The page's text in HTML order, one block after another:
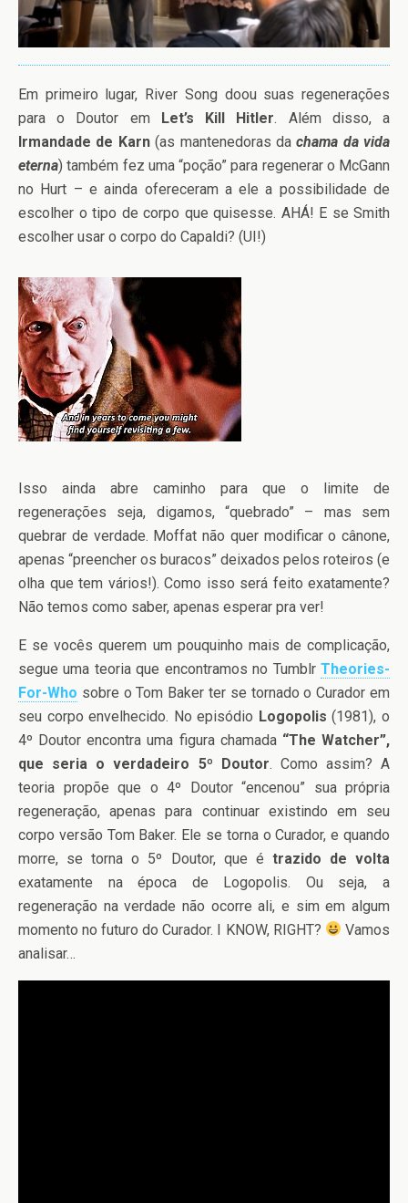
Em primeiro lugar, River Song doou suas regenerações
para o Doutor em Let’s Kill Hitler. Além disso, a
Irmandade de Karn(as mantenedoras dachama da vida
eterna) também fez uma “poção” para regenerar o McGann
no Hurt – e ainda ofereceram a ele a possibilidade de
escolher o tipo de corpo que quisesse. AHÁ! E se Smith
escolher usar o corpo do Capaldi? (UI!)
Isso ainda abre caminho para que o limite de
regenerações seja, digamos, “quebrado” – mas sem
quebrar de verdade. Moffat não quer modificar o cânone,
apenas “preencher os buracos” deixados pelos roteiros (e
olha que tem vários!). Como isso será feito exatamente?
Não temos como saber, apenas esperar pra ver!
E se vocês querem um pouquinho mais de complicação,
segue uma teoria que encontramos no Tumblr Theories-
For-Who sobre o Tom Baker ter se tornado o Curador em
seu corpo envelhecido. No episódio Logopolis (1981), o
4º Doutor encontra uma figura chamada “The Watcher”,
que seria o verdadeiro 5º Doutor. Como assim? A
teoria propõe que o 4º Doutor “encenou” sua própria
regeneração, apenas para continuar existindo em seu
corpo versão Tom Baker. Ele se torna o Curador, e quando
morre, se torna o 5º Doutor, que é trazido de volta
exatamente na época de Logopolis. Ou seja, a
regeneração na verdade não ocorre ali, e sim em algum
momento no futuro do Curador. I KNOW, RIGHT?
Vamos
analisar…